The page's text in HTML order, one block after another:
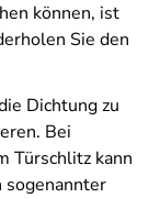
können, ist
Sie den
Dichtung zu
Bei
Türschlitz kann
sogenannter